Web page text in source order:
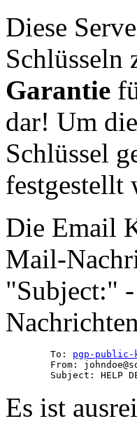
Diese
Schlüsseln
Garantie
dar! Um
Schlüssel
festgestellt
Die Email
Mail-
"Subject:"
        To:
pgp-public-
From:
Es ist